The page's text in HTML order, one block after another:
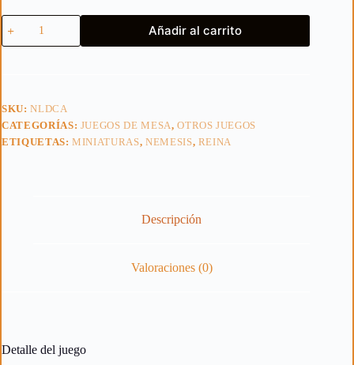
Nemesis:
Lockdown
Alien
Añadir al carrito
SKU:NLDCA
CATEGORÍAS: JUEGOS DE MESA,OTROS JUEGOS
ETIQUETAS:MINIATURAS, NEMESIS, REINA
Descripción
Valoraciones (0)
Detalle del juego